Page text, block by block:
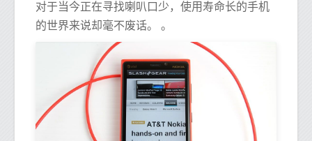
对于当今正在寻找喇叭口少，使用寿命长的手机
的世界来说却毫不废话。 。